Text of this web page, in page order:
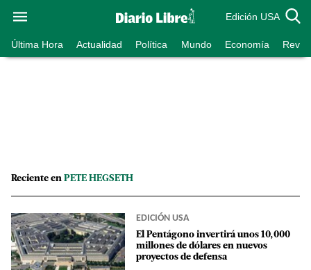
Edición USA
Última Hora Actualidad Política Mundo Economía
Reciente en PETE HEGSETH
EDICIÓN USA
El Pentágono invertirá unos 10,000
millones de dólares en nuevos
proyectos de defensa